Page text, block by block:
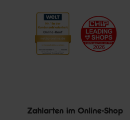
Zahlarten im Online-Shop